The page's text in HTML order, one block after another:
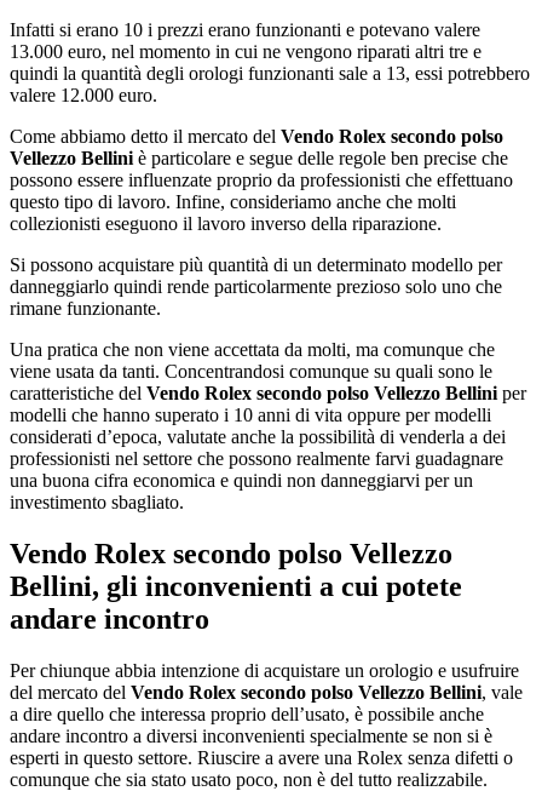
Infatti si erano 10 i prezzi erano funzionanti e potevano valere
13.000 euro, nel momento in cui ne vengono riparati altri tre e
quindi la quantità degli orologi funzionanti sale a 13, essi potrebbero
valere 12.000 euro.
Come abbiamo detto il mercato del Vendo Rolex secondo polso
Vellezzo Bellini è particolare e segue delle regole ben precise che
possono essere influenzate proprio da professionisti che effettuano
questo tipo di lavoro. Infine, consideriamo anche che molti
collezionisti eseguono il lavoro inverso della riparazione.
Si possono acquistare più quantità di un determinato modello per
danneggiarlo quindi rende particolarmente prezioso solo uno che
rimane funzionante.
Una pratica che non viene accettata da molti, ma comunque che
viene usata da tanti. Concentrandosi comunque su quali sono le
caratteristiche del Vendo Rolex secondo polso Vellezzo Bellini per
modelli che hanno superato i 10 anni di vita oppure per modelli
considerati d’epoca, valutate anche la possibilità di venderla a dei
professionisti nel settore che possono realmente farvi guadagnare
una buona cifra economica e quindi non danneggiarvi per un
investimento sbagliato.
Vendo Rolex secondo polso Vellezzo
Bellini, gli inconvenienti a cui potete
andare incontro
Per chiunque abbia intenzione di acquistare un orologio e usufruire
del mercato del Vendo Rolex secondo polso Vellezzo Bellini, vale
a dire quello che interessa proprio dell’usato, è possibile anche
andare incontro a diversi inconvenienti specialmente se non si è
esperti in questo settore. Riuscire a avere una Rolex senza difetti o
comunque che sia stato usato poco, non è del tutto realizzabile.